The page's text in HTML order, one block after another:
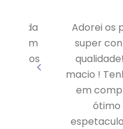
da
bom
vamos
Adorei os
super
macio !
em
ótimo